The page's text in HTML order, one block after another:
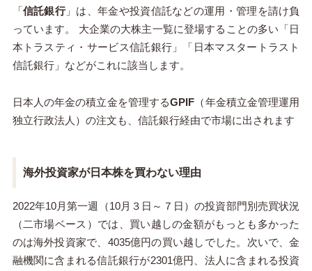
「信託銀行」は、年金や投資信託などの運用・管理を請け負
っています。 大企業の大株主一覧に登場することの多い「日
本トラスティ・サービス信託銀行」「日本マスタートラスト
信託銀行」などがこれに該当します。
日本人の年金の積立金を管理するGPIF （年金積立金管理運用
独立行政法人）の注文も、信託銀行経由で市場に出されます
海外投資家が日本株を買わない理由
2022年10月第一週（10月３日～７日）の投資部門別売買状況
（二市場ベース）では、買い越しの金額がもっとも多かった
のは海外投資家で、 4035億円の買い越しでした。次いで、金
融機関に含まれる信託銀行が2301億円、法人に含まれる投資